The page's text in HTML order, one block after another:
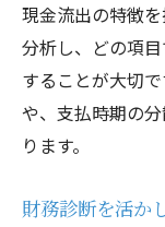
現金流出の特徴
分析し、どの項
することが大切
や、支払時期の
ります。
財務診断を活か